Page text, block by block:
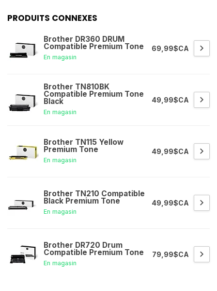
PRODUITS CONNEXES
Brother DR360 DRUM
Compatible Premium Tone
En magasin
69,99$CA
Brother TN810BK
Compatible Premium Tone
Black
En magasin
49,99$CA
Brother TN115 Yellow
Premium Tone
En magasin
49,99$CA
Brother TN210 Compatible
Black Premium Tone
En magasin
49,99$CA
Brother DR720 Drum
Compatible Premium Tone
En magasin
79,99$CA